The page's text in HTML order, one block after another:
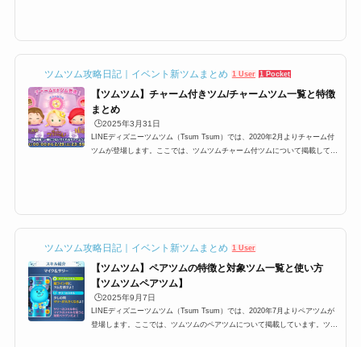
ツムツム攻略日記｜イベント新ツムまとめ 1 User 1 Pocket
【ツムツム】チャーム付きツム/チャームツム一覧と特徴
まとめ
🕒️2025年3月31日
LINEディズニーツムツム（Tsum Tsum）では、2020年2月よりチャーム付
ツムが登場します。ここでは、ツムツムチャーム付ツムについて掲載してい
ツムツム攻略日記｜イベント新ツムまとめ 1 User
【ツムツム】ペアツムの特徴と対象ツム一覧と使い方
【ツムツムペアツム】
🕒️2025年9月7日
LINEディズニーツムツム（Tsum Tsum）では、2020年7月よりペアツムが
登場します。ここでは、ツムツムのペアツムについて掲載しています。ツム